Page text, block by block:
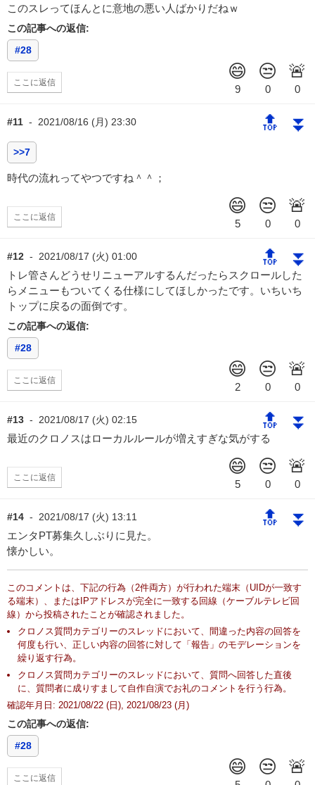
このスレってほんとに意地の悪い人ばかりだねｗ
この記事への返信:
#28
ここに返信
#11 - 2021/08/16 (月) 23:30 🔝 ⏬
>>7
時代の流れってやつですね＾＾；
ここに返信
#12 - 2021/08/17 (火) 01:00 🔝 ⏬
トレ管さんどうせリニューアルするんだったらスクロールした
らメニューもついてくる仕様にしてほしかったです。いちいち
トップに戻るの面倒です。
この記事への返信:
#28
ここに返信
#13 - 2021/08/17 (火) 02:15 🔝 ⏬
最近のクロノスはローカルルールが増えすぎな気がする
ここに返信
#14 - 2021/08/17 (火) 13:11 🔝 ⏬
エンタPT募集久しぶりに見た。
懐かしい。
このコメントは、下記の行為（2件両方）が行われた端末（UIDが一致す
る端末）、またはIPアドレスが完全に一致する回線（ケーブルテレビ回
線）から投稿されたことが確認されました。
クロノス質問カテゴリーのスレッドにおいて、間違った内容の回答を
何度も行い、正しい内容の回答に対して「報告」のモデレーションを
繰り返す行為。
クロノス質問カテゴリーのスレッドにおいて、質問へ回答した直後
に、質問者に成りすまして自作自演でお礼のコメントを行う行為。
確認年月日: 2021/08/22 (日), 2021/08/23 (月)
この記事への返信:
#28
ここに返信